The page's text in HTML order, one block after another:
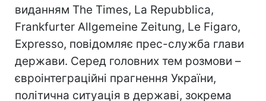
виданням The Times, La Repubblica,
Frankfurter Allgemeine Zeitung, Le Figaro,
Expresso, повідомляє прес-служба глави
держави. Серед головних тем розмови –
євроінтеграційні прагнення України,
політична ситуація в державі, зокрема